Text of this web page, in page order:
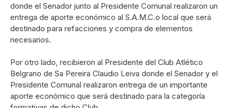
donde el Senador junto al Presidente Comunal realizaron un
entrega de aporte económico al S.A.M.C.o local que será
destinado para refacciones y compra de elementos
necesarios.
Por otro lado, recibieron al Presidente del Club Atlético
Belgrano de Sa Pereira Claudio Leiva donde el Senador y el
Presidente Comunal realizaron entrega de un importante
aporte económico que será destinado para la categoría